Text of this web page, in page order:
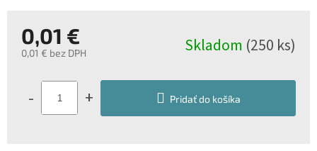
0,01 €
0,01 € bez DPH
cena:
Skladom (250 ks)
- + Pridať do košíka